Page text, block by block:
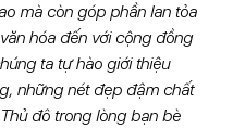
mà còn góp phần lan tỏa
hóa đến với cộng đồng
ta tự hào giới thiệu
những nét đẹp đậm chất
đô trong lòng bạn bè